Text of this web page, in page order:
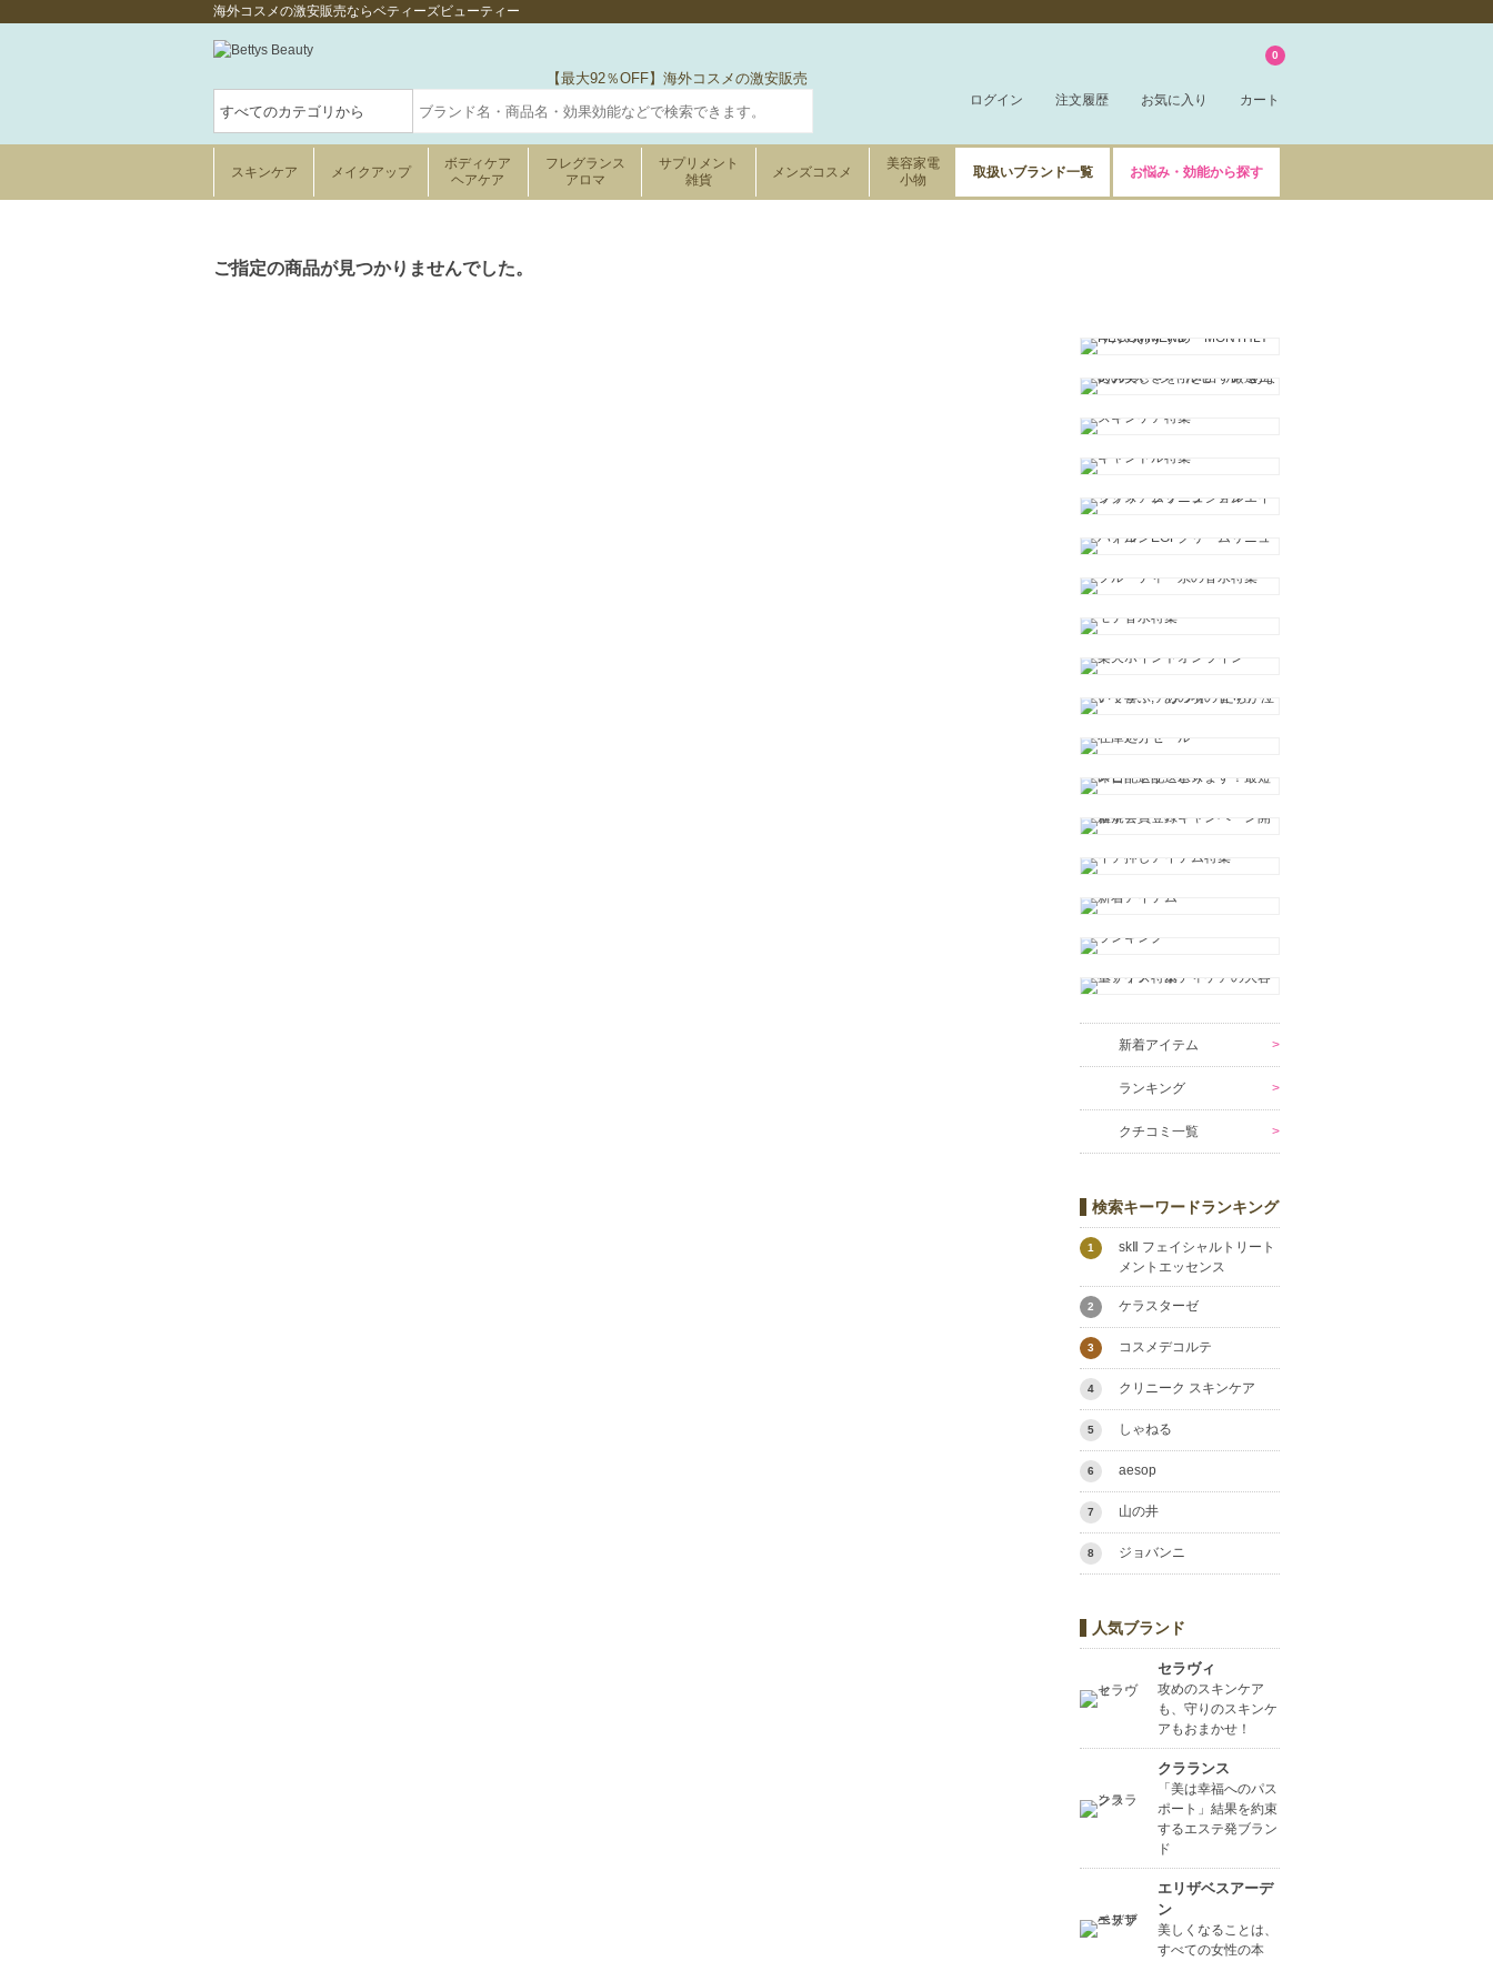
海外コスメの激安販売ならベティーズビューティー
【最大92％OFF】海外コスメの激安販売
ログイン 注文履歴 お気に入り カート
0
スキンケア メイクアップ
ボディケア
ヘアケア
フレグランス
アロマ
サプリメント
雑貨
メンズコスメ
美容家電
小物
取扱いブランド一覧 お悩み・効能から探す
ご指定の商品が見つかりませんでした。
新着アイテム
ランキング
クチコミ一覧
検索キーワードランキング
1
skⅡ フェイシャルトリート
メントエッセンス
2 ケラスターゼ
3 コスメデコルテ
4 クリニーク スキンケア
5 しゃねる
6 aesop
7 山の井
8 ジョバンニ
人気ブランド
セラヴィ
攻めのスキンケア
も、守りのスキンケ
アもおまかせ！
クラランス
「美は幸福へのパス
ポート」結果を約束
するエステ発ブラン
ド
エリザベスアーデ
ン
美しくなることは、
すべての女性の本